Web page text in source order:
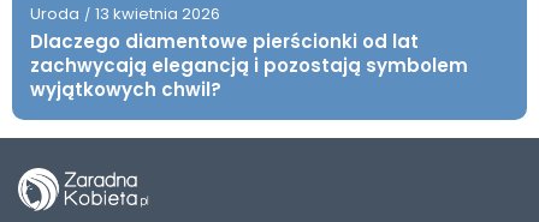
Uroda / 13 kwietnia 2026
Dlaczego diamentowe pierścionki od lat
zachwycają elegancją i pozostają symbolem
wyjątkowych chwil?